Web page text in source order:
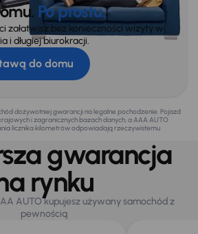
Po prostu.
załatwisz bez konieczności wizyty w
i długiej biurokracji.
do domu
dożywotniej gwarancji na legalne pochodzenie. Pojazd
i zagranicznych bazach danych, a AAA AUTO
licznika kilometrów odpowiadają rzeczywistemu
gwarancja
rynku
AUTO kupujesz używany samochód z
pewnością